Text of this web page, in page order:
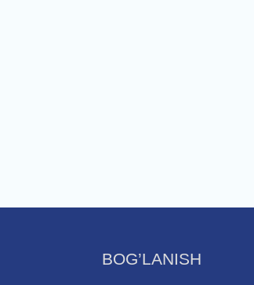
BOG’LANISH